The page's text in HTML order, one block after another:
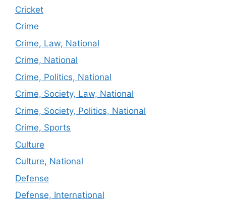
Cricket
Crime
Crime, Law, National
Crime, National
Crime, Politics, National
Crime, Society, Law, National
Crime, Society, Politics, National
Crime, Sports
Culture
Culture, National
Defense
Defense, International